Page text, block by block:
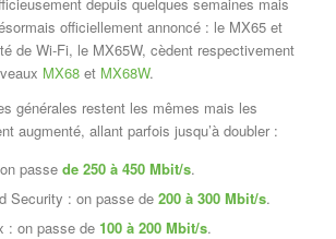
officiellement annoncé : le MX65 et
de Wi-Fi, le MX65W, cèdent respectivement
MX68et MX68W.
générales restent les mêmes mais les
augmenté, allant parfois jusqu’à doubler :
passe de 250 à 450 Mbit/s.
Security : on passe de 200 à 300 Mbit/s.
: on passe de 100 à 200 Mbit/s.